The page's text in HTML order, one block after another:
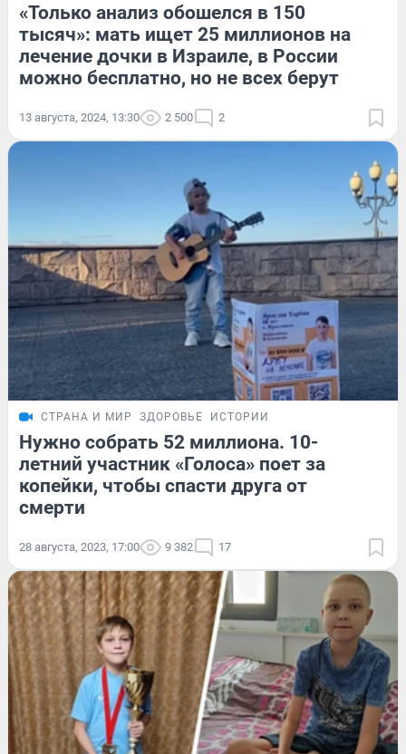
«Только анализ обошелся в 150
тысяч»: мать ищет 25 миллионов на
лечение дочки в Израиле, в России
можно бесплатно, но не всех берут
13 августа, 2024, 13:30 2 500 2
СТРАНА И МИР ЗДОРОВЬЕ ИСТОРИИ
Нужно собрать 52 миллиона. 10-
летний участник «Голоса» поет за
копейки, чтобы спасти друга от
смерти
28 августа, 2023, 17:00 9 382 17